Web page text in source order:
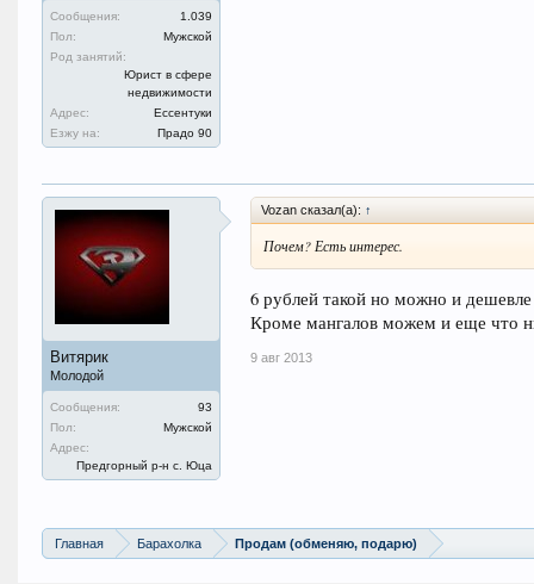
Сообщения:
1.039
Пол:
Мужской
Род занятий:
Юрист в сфере
недвижимости
Адрес:
Ессентуки
Езжу на:
Прадо 90
Витярик
Молодой
Сообщения:
93
Пол:
Мужской
Адрес:
Предгорный р-н с. Юца
Vozan сказал(а): ↑
Почем? Есть интерес.
6 рублей такой но можно и
Кроме мангалов можем и еще что
9 авг 2013
Главная Барахолка Продам (обменяю, подарю)